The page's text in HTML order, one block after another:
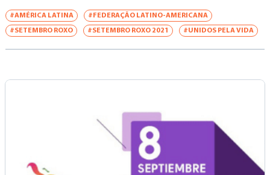
#AMÉRICA LATINA #FEDERAÇÃO LATINO-AMERICANA
#SETEMBRO ROXO #SETEMBRO ROXO 2021 #UNIDOS PELA VIDA